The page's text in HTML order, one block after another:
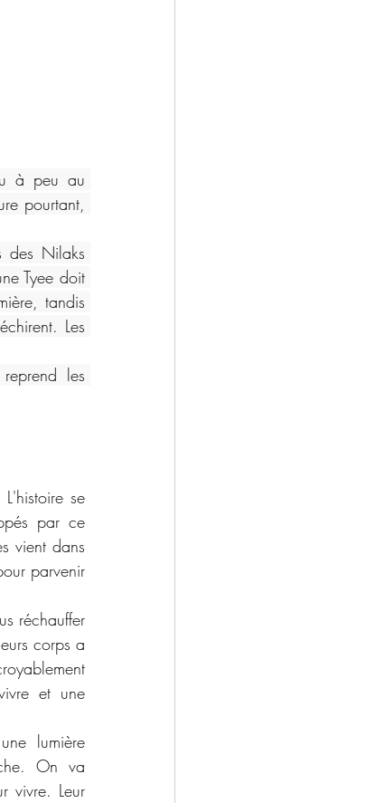
à peu au
pourtant,
des Nilaks
Tyee doit
tandis
Les
les
se
par ce
vient dans
parvenir
réchauffer
corps a
et une
lumière
On va
vivre. Leur